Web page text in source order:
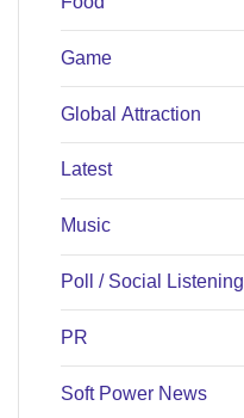
Game
Global Attraction
Latest
Music
Poll / Social Listening
PR
Soft Power News